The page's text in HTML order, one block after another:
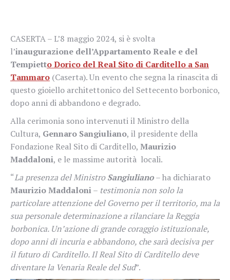
CASERTA – L’8 maggio 2024, si è svolta
l’inaugurazione dell’Appartamento Reale e del
Tempietto Dorico del Real Sito di Carditello a San
Tammaro (Caserta). Un evento che segna la rinascita di
questo gioiello architettonico del Settecento borbonico,
dopo anni di abbandono e degrado.
Alla cerimonia sono intervenuti il Ministro della
Cultura, Gennaro Sangiuliano, il presidente della
Fondazione Real Sito di Carditello, Maurizio
Maddaloni, e le massime autorità locali.
“La presenza del MinistroSangiuliano– ha dichiarato
Maurizio Maddaloni– testimonia non solo la
particolare attenzione del Governo per il territorio, ma la
sua personale determinazione a rilanciare la Reggia
borbonica. Un’azione di grande coraggio istituzionale,
dopo anni di incuria e abbandono, che sarà decisiva per
il futuro di Carditello. Il Real Sito di Carditello deve
diventare la Venaria Reale del Sud”.